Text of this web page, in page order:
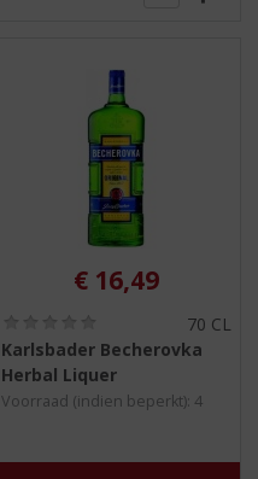
€ 16,49
,
/
70 CL
Karlsbader Becherovka
Herbal Liquer
Voorraad (indien beperkt): 4